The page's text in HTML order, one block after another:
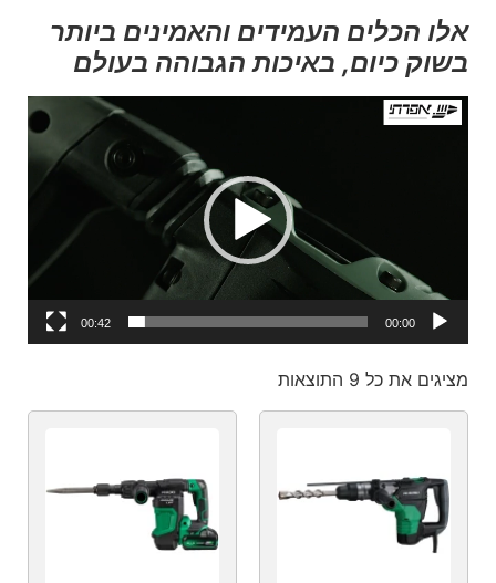
אלו הכלים העמידים והאמינים ביותר
בשוק כיום, באיכות הגבוהה בעולם
נגן
00:00
00:42
מציגים את כל ⁦9⁩ התוצאות